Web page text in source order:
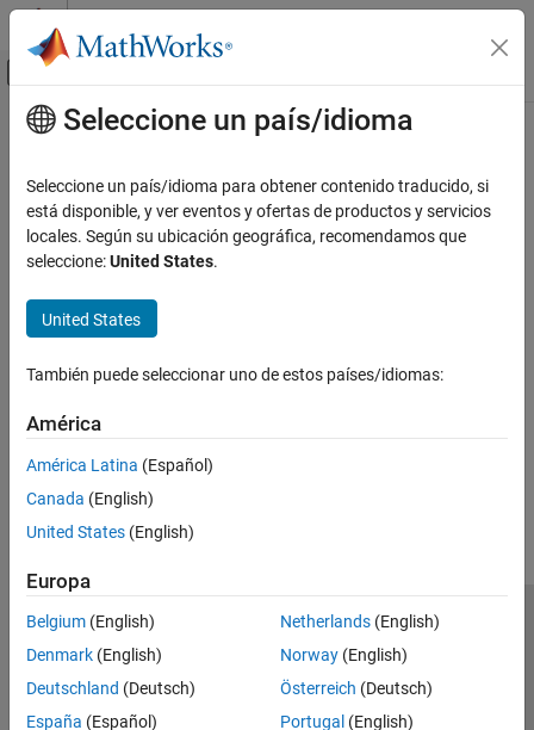
Saltar al contenido
Mostrar/ocultar menú de navegación
Inicio de Documentación
Contenido principal
¿Qué tan útil fue esta traducción?
Seleccione un país/idioma
Seleccione un país/idioma para obtener contenido traducido, si
está disponible, y ver eventos y ofertas de productos y servicios
locales. Según su ubicación geográfica, recomendamos que
seleccione:United States.
United States
También puede seleccionar uno de estos países/idiomas:
América
América Latina (Español)
Canada (English)
United States (English)
Europa
Belgium (English)
Denmark (English)
Deutschland (Deutsch)
España (Español)
Netherlands(English)
Norway(English)
Österreich (Deutsch)
Portugal (English)
Centro de confianza
Marcas comerciales
Política de privacidad
Antipiratería
Estado de las aplicaciones
Información de contacto